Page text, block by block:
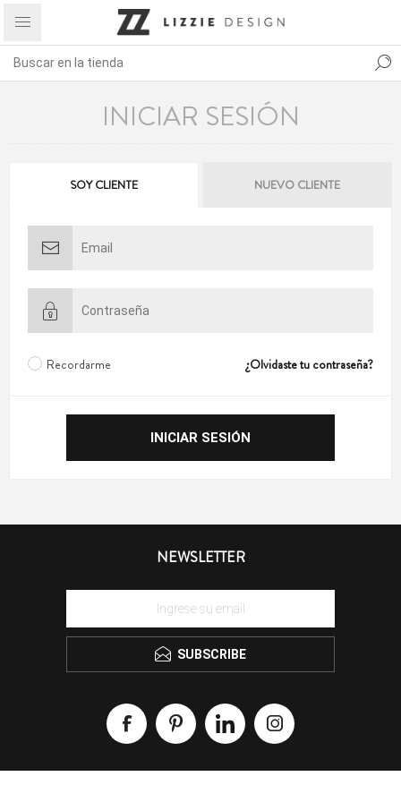
INICIAR SESIÓN
SOY CLIENTE NUEVO CLIENTE
Recordarme ¿Olvidaste tu contraseña?
NEWSLETTER
SUBSCRIBE